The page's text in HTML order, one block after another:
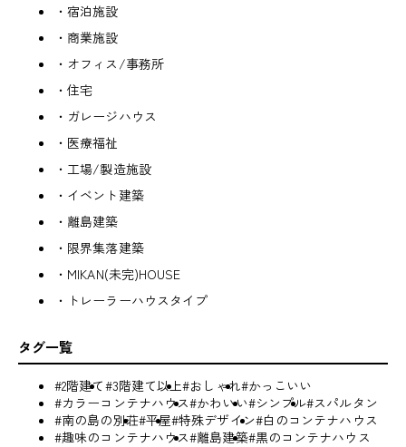
・宿泊施設
・商業施設
・オフィス/事務所
・住宅
・ガレージハウス
・医療福祉
・工場/製造施設
・イベント建築
・離島建築
・限界集落建築
・MIKAN(未完)HOUSE
・トレーラーハウスタイプ
タグ一覧
#2階建て#3階建て以上#おしゃれ#かっこいい
#カラーコンテナハウス#かわいい#シンプル#スパルタン
#南の島の別荘#平屋#特殊デザイン#白のコンテナハウス
#趣味のコンテナハウス#離島建築#黒のコンテナハウス